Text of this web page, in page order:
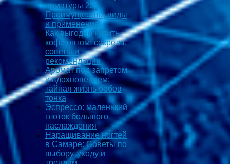
арматуры 25:
Преимущества, виды
и применение
Как выгодно купить
кофе оптом: секреты,
советы и
рекомендации
Аромат под запретом
и вдохновением:
тайная жизнь бобов
тонка
Эспрессо: маленький
глоток большого
наслаждения
Наращивание ногтей
в Самаре: Советы по
выбору, уходу и